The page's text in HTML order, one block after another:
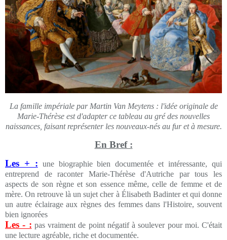
La famille impériale par Martin Van Meytens : l'idée originale de
Marie-Thérèse est d'adapter ce tableau au gré des nouvelles
naissances, faisant représenter les nouveaux-nés au fur et à mesure.
En Bref :
Les + : une biographie bien documentée et intéressante, qui
entreprend de raconter Marie-Thérèse d'Autriche par tous les
aspects de son règne et son essence même, celle de femme et de
mère. On retrouve là un sujet cher à Élisabeth Badinter et qui donne
un autre éclairage aux règnes des femmes dans l'Histoire, souvent
bien ignorées
Les - : pas vraiment de point négatif à soulever pour moi. C'était
une lecture agréable, riche et documentée.